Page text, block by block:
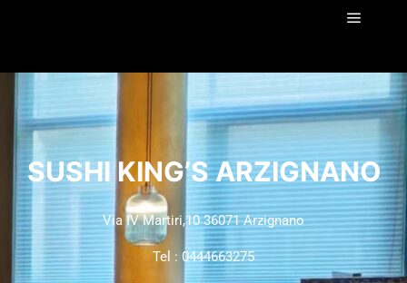
SUSHI KING’S ARZIGNANO
Via IV Martiri,10 36071 Arzignano
Tel : 0444663275